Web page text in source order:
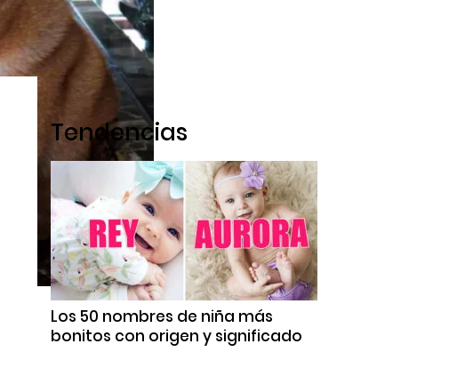
Tendencias
Los 50 nombres de niña más
bonitos con origen y significado